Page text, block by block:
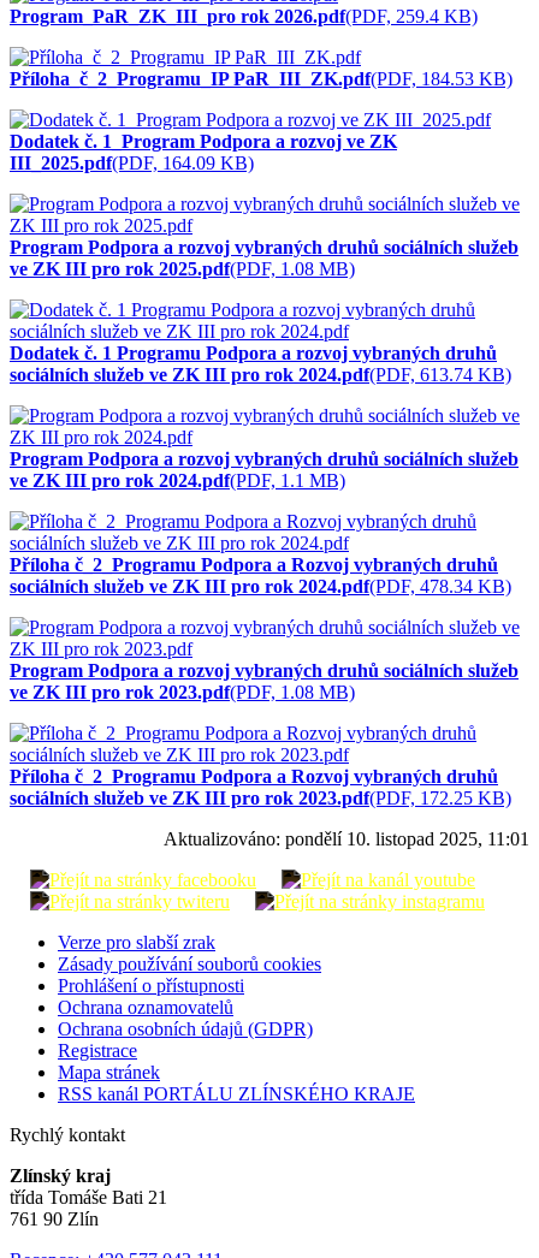
Program_PaR_ZK_III_pro rok 2026.pdf(PDF, 259.4 KB)
Příloha_č_2_Programu_IP PaR_III_ZK.pdf(PDF, 184.53 KB)
Dodatek č. 1_Program Podpora a rozvoj ve ZK
III_2025.pdf(PDF, 164.09 KB)
Program Podpora a rozvoj vybraných druhů sociálních služeb
ve ZK III pro rok 2025.pdf(PDF, 1.08 MB)
Dodatek č. 1 Programu Podpora a rozvoj vybraných druhů
sociálních služeb ve ZK III pro rok 2024.pdf(PDF, 613.74 KB)
Program Podpora a rozvoj vybraných druhů sociálních služeb
ve ZK III pro rok 2024.pdf(PDF, 1.1 MB)
Příloha č_2_Programu Podpora a Rozvoj vybraných druhů
sociálních služeb ve ZK III pro rok 2024.pdf(PDF, 478.34 KB)
Program Podpora a rozvoj vybraných druhů sociálních služeb
ve ZK III pro rok 2023.pdf(PDF, 1.08 MB)
Příloha č_2_Programu Podpora a Rozvoj vybraných druhů
sociálních služeb ve ZK III pro rok 2023.pdf(PDF, 172.25 KB)
Aktualizováno: pondělí 10. listopad 2025, 11:01
Verze pro slabší zrak
Zásady používání souborů cookies
Prohlášení o přístupnosti
Ochrana oznamovatelů
Ochrana osobních údajů (GDPR)
Registrace
Mapa stránek
RSS kanál PORTÁLU ZLÍNSKÉHO KRAJE
Rychlý kontakt
Zlínský kraj
třída Tomáše Bati 21
761 90 Zlín